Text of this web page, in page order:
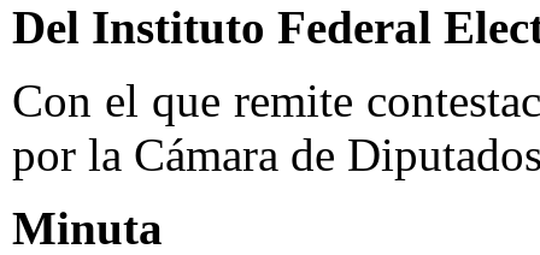
Del Instituto Federal
Con el que remite
por la Cámara de
Minuta